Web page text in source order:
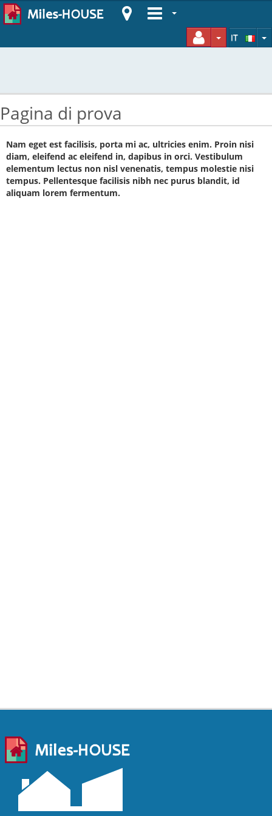
TOGGLE
IT
Pagina di prova
Nam eget est facilisis, porta mi ac, ultricies enim. Proin nisi
diam, eleifend ac eleifend in, dapibus in orci. Vestibulum
elementum lectus non nisl venenatis, tempus molestie nisi
tempus. Pellentesque facilisis nibh nec purus blandit, id
aliquam lorem fermentum.